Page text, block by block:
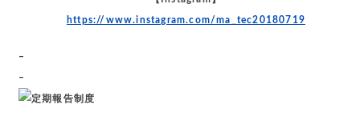
https://www.instagram.com/ma_tec20180719
–
–